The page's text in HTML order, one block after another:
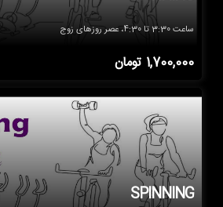
ساعت 3:30 تا 4:30، عصر روزهای زوج
1,700,000 تومان
SPINNING